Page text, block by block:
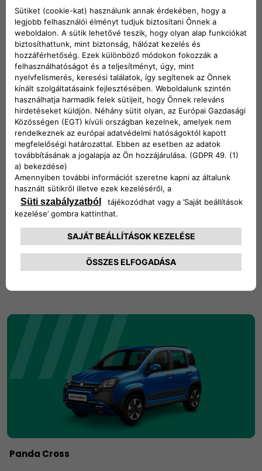
Panda
Valóban egyedi módot keresel a város felfedezésére?​ A
Panda tökéletes társ az összes városi autós kalandhoz, és
kiváló stílussal és kényelemmel segíti a felfedezést.
Fedezd fel a várost a City Csomag továbbfejlesztett
megjelenésével, és hagyd, hogy az 5”-os Bluetooth-
kapcsolattal rendelkező DAB rádió zenéje vezessen. Szállj
be és tapasztald meg városod hangulatát egy Fiat Panda
Panda Cross